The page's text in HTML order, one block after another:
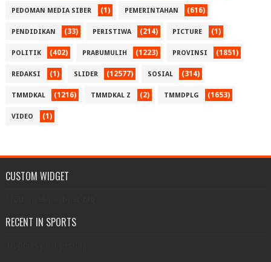
PEDOMAN MEDIA SIBER (1) PEMERINTAHAN (616)
PENDIDIKAN (33) PERISTIWA (214) PICTURE (1)
POLITIK (402) PRABUMULIH (1223) PROVINSI (1851)
REDAKSI (1) SLIDER (12577) SOSIAL (314)
TMMDKAL (1216) TMMDKAL Z (2) TMMDPLG (1653)
VIDEO (1)
CUSTOM WIDGET
RECENT IN SPORTS